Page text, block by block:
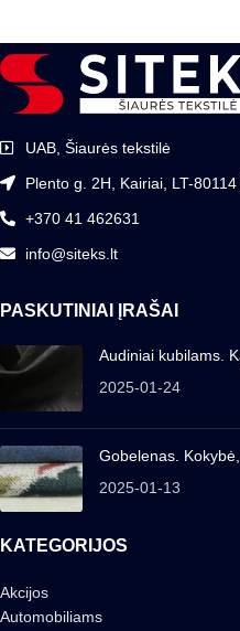
UAB, Šiaurės tekstilė
Plento g. 2H, Kairiai, LT-80114
+370 41 462631
info@siteks.lt
PASKUTINIAI ĮRAŠAI
Audiniai kubilams.
2025-01-24
Gobelenas.
2025-01-13
KATEGORIJOS
Akcijos
Automobiliams